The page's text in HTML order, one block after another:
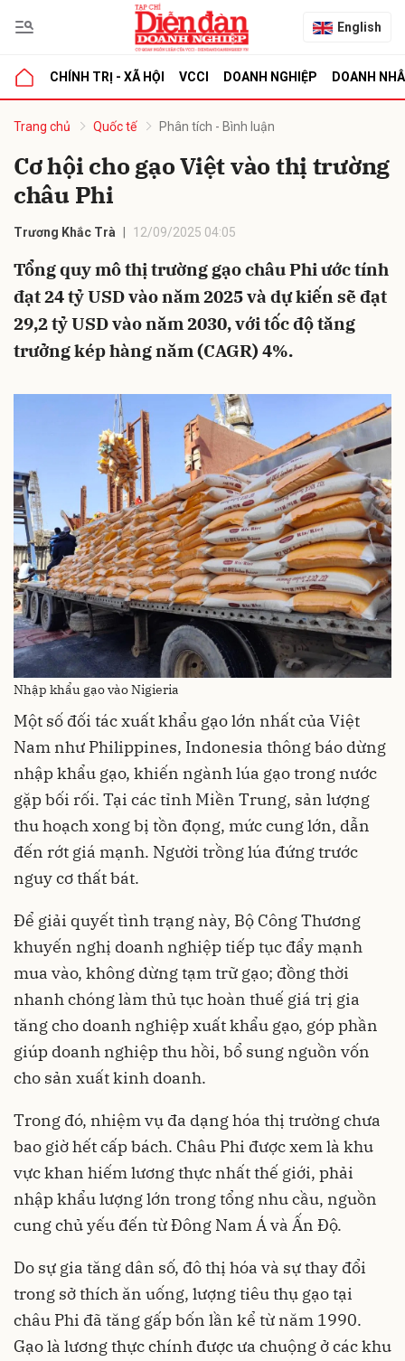
English
CHÍNH TRỊ - XÃ HỘI VCCI DOANH NGHIỆP DOANH
Trang chủ Quốc tế Phân tích - Bình luận
Cơ hội cho gạo Việt vào thị trường
châu Phi
Trương Khắc Trà 12/09/2025 04:05
Tổng quy mô thị trường gạo châu Phi ước tính
đạt 24 tỷ USD vào năm 2025 và dự kiến ​​sẽ đạt
29,2 tỷ USD vào năm 2030, với tốc độ tăng
trưởng kép hàng năm (CAGR) 4%.
Nhập khẩu gạo vào Nigieria
Một số đối tác xuất khẩu gạo lớn nhất của Việt
Nam như Philippines, Indonesia thông báo dừng
nhập khẩu gạo, khiến ngành lúa gạo trong nước
gặp bối rối. Tại các tỉnh Miền Trung, sản lượng
thu hoạch xong bị tồn đọng, mức cung lớn, dẫn
đến rớt giá mạnh. Người trồng lúa đứng trước
nguy cơ thất bát.
Để giải quyết tình trạng này, Bộ Công Thương
khuyến nghị doanh nghiệp tiếp tục đẩy mạnh
mua vào, không dừng tạm trữ gạo; đồng thời
nhanh chóng làm thủ tục hoàn thuế giá trị gia
tăng cho doanh nghiệp xuất khẩu gạo, góp phần
giúp doanh nghiệp thu hồi, bổ sung nguồn vốn
cho sản xuất kinh doanh.
Trong đó, nhiệm vụ đa dạng hóa thị trường chưa
bao giờ hết cấp bách. Châu Phi được xem là khu
vực khan hiếm lương thực nhất thế giới, phải
nhập khẩu lượng lớn trong tổng nhu cầu, nguồn
cung chủ yếu đến từ Đông Nam Á và Ấn Độ.
Do sự gia tăng dân số, đô thị hóa và sự thay đổi
trong sở thích ăn uống, lượng tiêu thụ gạo tại
châu Phi đã tăng gấp bốn lần kể từ năm 1990.
Gạo là lương thực chính được ưa chuộng ở các khu
luận
Hủy